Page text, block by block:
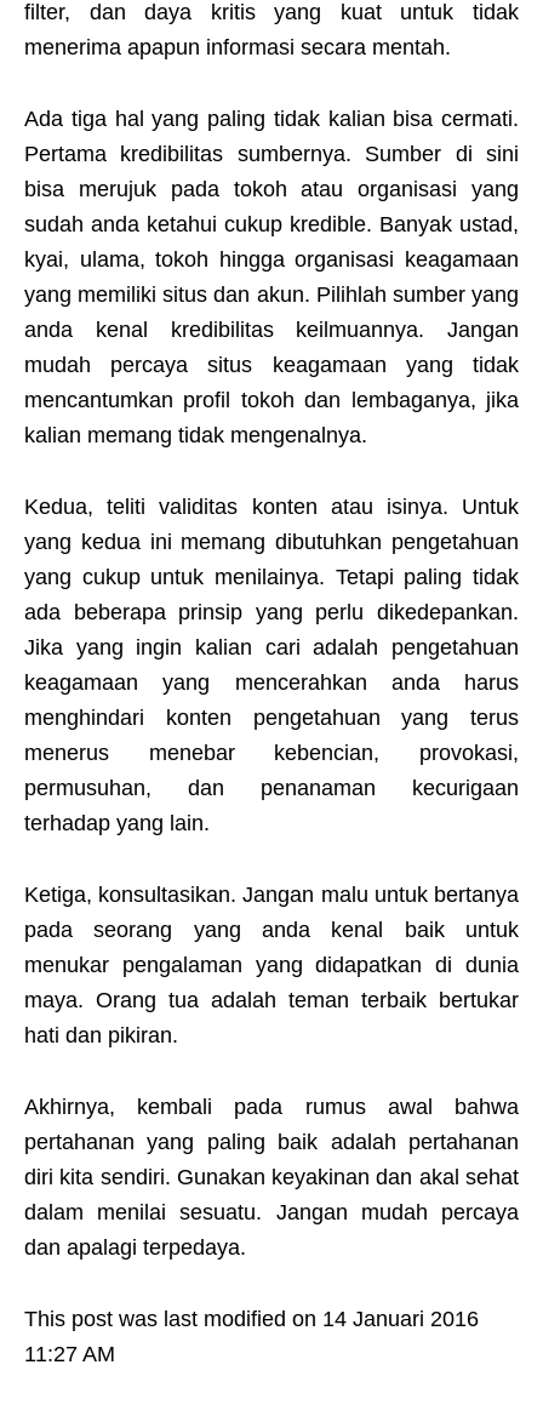
filter, dan daya kritis yang kuat untuk tidak
menerima apapun informasi secara mentah.
Ada tiga hal yang paling tidak kalian bisa cermati.
Pertama kredibilitas sumbernya. Sumber di sini
bisa merujuk pada tokoh atau organisasi yang
sudah anda ketahui cukup kredible. Banyak ustad,
kyai, ulama, tokoh hingga organisasi keagamaan
yang memiliki situs dan akun. Pilihlah sumber yang
anda kenal kredibilitas keilmuannya. Jangan
mudah percaya situs keagamaan yang tidak
mencantumkan profil tokoh dan lembaganya, jika
kalian memang tidak mengenalnya.
Kedua, teliti validitas konten atau isinya. Untuk
yang kedua ini memang dibutuhkan pengetahuan
yang cukup untuk menilainya. Tetapi paling tidak
ada beberapa prinsip yang perlu dikedepankan.
Jika yang ingin kalian cari adalah pengetahuan
keagamaan yang mencerahkan anda harus
menghindari konten pengetahuan yang terus
menerus menebar kebencian, provokasi,
permusuhan, dan penanaman kecurigaan
terhadap yang lain.
Ketiga, konsultasikan. Jangan malu untuk bertanya
pada seorang yang anda kenal baik untuk
menukar pengalaman yang didapatkan di dunia
maya. Orang tua adalah teman terbaik bertukar
hati dan pikiran.
Akhirnya, kembali pada rumus awal bahwa
pertahanan yang paling baik adalah pertahanan
diri kita sendiri. Gunakan keyakinan dan akal sehat
dalam menilai sesuatu. Jangan mudah percaya
dan apalagi terpedaya.
This post was last modified on 14 Januari 2016
11:27 AM